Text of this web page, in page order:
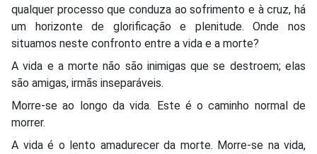
qualquer processo que conduza ao sofrimento e à cruz, há
um horizonte de glorificação e plenitude. Onde nos
situamos neste confronto entre a vida e a morte?
A vida e a morte não são inimigas que se destroem; elas
são amigas, irmãs inseparáveis.
Morre-se ao longo da vida. Este é o caminho normal de
morrer.
A vida é o lento amadurecer da morte. Morre-se na vida,